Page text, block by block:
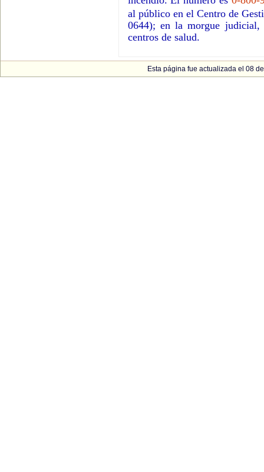
al público en el Centro de
0644); en la morgue
centros de salud.
Esta página fue actualizada el 08